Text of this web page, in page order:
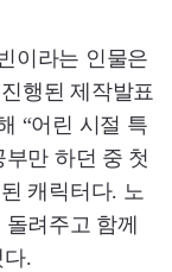
이라는 인물은
행된 제작발표
“어린 시절 특
만 하던 중 첫
캐릭터다. 노
려주고 함께
다.